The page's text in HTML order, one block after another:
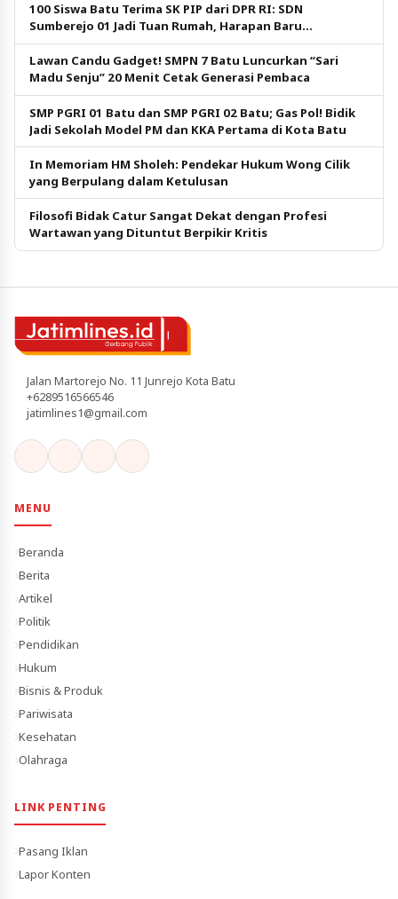
100 Siswa Batu Terima SK PIP dari DPR RI: SDN
Sumberejo 01 Jadi Tuan Rumah, Harapan Baru
Pendidikan Gratis
Lawan Candu Gadget! SMPN 7 Batu Luncurkan “Sari
Madu Senju” 20 Menit Cetak Generasi Pembaca
SMP PGRI 01 Batu dan SMP PGRI 02 Batu; Gas Pol! Bidik
Jadi Sekolah Model PM dan KKA Pertama di Kota Batu
In Memoriam HM Sholeh: Pendekar Hukum Wong Cilik
yang Berpulang dalam Ketulusan
Filosofi Bidak Catur Sangat Dekat dengan Profesi
Wartawan yang Dituntut Berpikir Kritis
Jalan Martorejo No. 11 Junrejo Kota Batu
+6289516566546
jatimlines1@gmail.com
MENU
Beranda
Berita
Artikel
Politik
Pendidikan
Hukum
Bisnis & Produk
Pariwisata
Kesehatan
Olahraga
LINK PENTING
Pasang Iklan
Lapor Konten